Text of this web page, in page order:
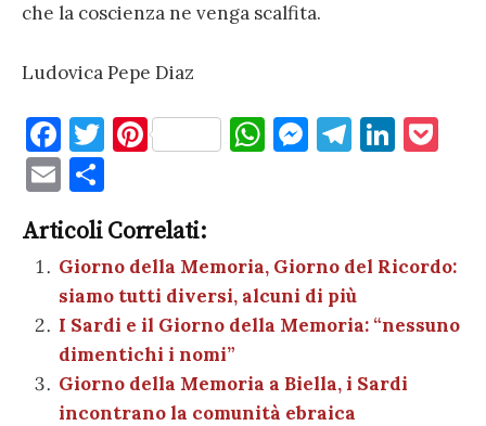
che la coscienza ne venga scalfita.
Ludovica Pepe Diaz
F
a
c
e
b
o
o
k
T
te
r
Pi
es
t
W
A
p
p
M
g
er
T
a
m
Li
dI et
E
m
ai
l
n
di
vi
di
Articoli Correlati:
Giorno della Memoria, Giorno del Ricordo:
siamo tutti diversi, alcuni di più
I Sardi e il Giorno della Memoria: “nessuno
dimentichi i nomi”
Giorno della Memoria a Biella, i Sardi
incontrano la comunità ebraica